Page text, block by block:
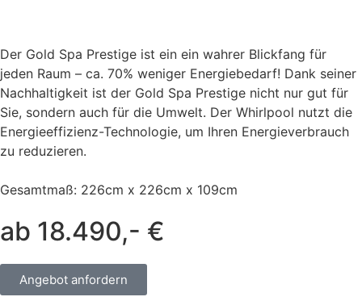
Der Gold Spa Prestige ist ein ein wahrer Blickfang für
jeden Raum – ca. 70% weniger Energiebedarf! Dank seiner
Nachhaltigkeit ist der Gold Spa Prestige nicht nur gut für
Sie, sondern auch für die Umwelt. Der Whirlpool nutzt die
Energieeffizienz-Technologie, um Ihren Energieverbrauch
zu reduzieren.
Gesamtmaß: 226cm x 226cm x 109cm
ab 18.490,- €
Angebot anfordern